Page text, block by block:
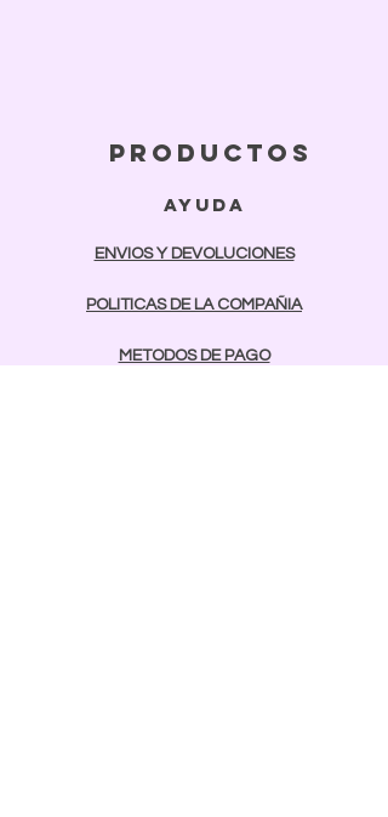
productos
ayuda
ENVIOS Y DEVOLUCIONES
POLITICAS DE LA COMPAÑIA
METODOS DE PAGO